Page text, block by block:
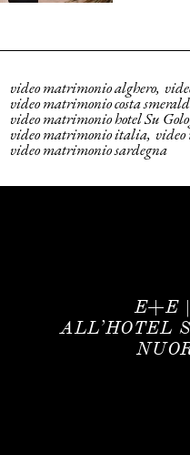
video matrimonio alghero
video matrimonio costa
video matrimonio hotel Su
video matrimonio italia
video matrimonio sardegna
E+E
ALL’HOTEL